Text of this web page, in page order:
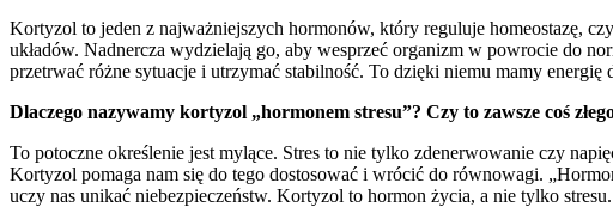
Kortyzol to jeden z najważniejszych hormonów, który reguluje homeostazę,
układów. Nadnercza wydzielają go, aby wesprzeć organizm w powrocie do
przetrwać różne sytuacje i utrzymać stabilność. To dzięki niemu mamy
Dlaczego nazywamy kortyzol „hormonem stresu”? Czy to zawsze coś
To potoczne określenie jest mylące. Stres to nie tylko zdenerwowanie czy
Kortyzol pomaga nam się do tego dostosować i wrócić do równowagi.
uczy nas unikać niebezpieczeństw. Kortyzol to hormon życia, a nie tylko stresu.